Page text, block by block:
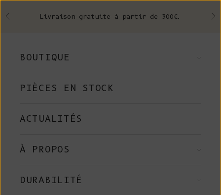
Précédent Livraison gratuite à partir de 300€.
BOUTIQUE
PIÈCES EN STOCK
ACTUALITÉS
À PROPOS
DURABILITÉ